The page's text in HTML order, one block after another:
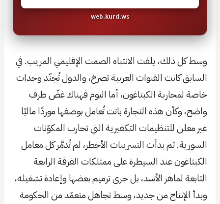
web.kurd.ws
وسط كل ذلك، يلفت الانتباه الصمت الإقليمي المريب. في
السابق كانت القنوات العربية تصرخ، والدول تُجنّد وحدات
خاصة لمحاربة الكبتاغون، أما اليوم فهناك غضّ طرف
واضح، وكأن هذه التجارة باتت تُعامل بوصفها موردًا ماليًا
غير معلن للتنظيمات التكفيرية التي تحارب المكوّنات
السورية. ثم بدأت التسريبات الأخطر، لم تُدمَّر كل معامل
الكبتاغون عند السيطرة على ممتلكات الفرقة الرابعة
التابعة لماهر الأسد، بل جرى ترميم بعضها وإعادة تشغيله،
وبدأ الإنتاج من جديد، وسط تجاهل متعمّد من الحكومة